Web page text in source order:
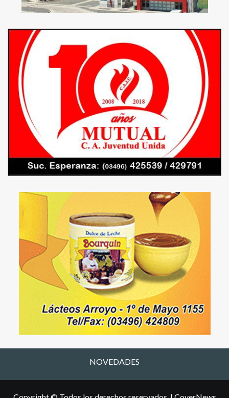
NOVEDADES